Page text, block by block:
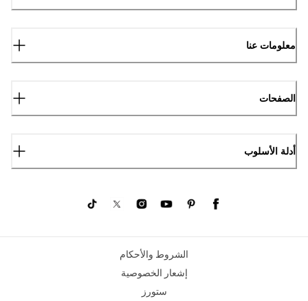
معلومات عنا
الصفحات
أدلة الأسلوب
الشروط والأحكام
إشعار الخصوصية
ستورز